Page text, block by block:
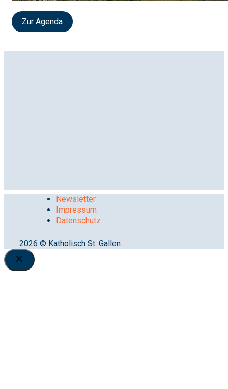
Zur Agenda
Newsletter
Impressum
Datenschutz
2026 © Katholisch St. Gallen
Close